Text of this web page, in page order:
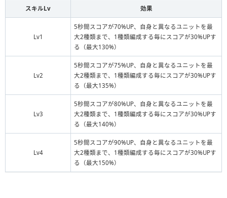
スキルLv 効果
Lv1
5秒間スコアが70%UP、自身と異なるユニットを最
大2種類まで、1種類編成する毎にスコアが30%UPす
る（最大130%）
Lv2
5秒間スコアが75%UP、自身と異なるユニットを最
大2種類まで、1種類編成する毎にスコアが30%UPす
る（最大135%）
Lv3
5秒間スコアが80%UP、自身と異なるユニットを最
大2種類まで、1種類編成する毎にスコアが30%UPす
る（最大140%）
Lv4
5秒間スコアが90%UP、自身と異なるユニットを最
大2種類まで、1種類編成する毎にスコアが30%UPす
る（最大150%）